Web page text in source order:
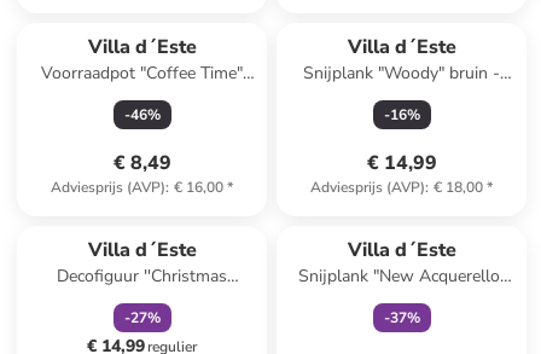
Villa d´Este
Voorraadpot "Coffee Time"
wit/lichtbruin - 750 ml
-46%
€ 8,49
Adviesprijs (AVP): € 16,00*
Villa d´Este
Snijplank "Woody" bruin -
(L)32 x (B)20 cm
-16%
€ 14,99
Adviesprijs (AVP): € 18,00*
Villa d´Este
Decofiguur ''Christmas
Gnome'' groen/rood - (L)38
cm
-27%
€ 14,99regulier
Villa d´Este
Snijplank "New Acquerello"
lichtbruin/meerkleurig - (B)15
x (H)21,5 x (D)1,2 cm
-37%